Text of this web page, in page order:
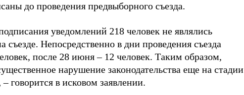
до проведения предвыборного съезда.
уведомлений 218 человек не являлись
Непосредственно в дни проведения съезда
после 28 июня – 12 человек. Таким образом,
нарушение законодательства еще на стадии
говорится в исковом заявлении.